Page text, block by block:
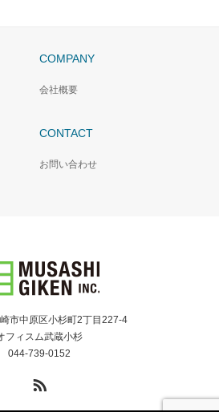
COMPANY
会社概要
CONTACT
お問い合わせ
市中原区小杉町2丁目227-4
フィスム武蔵小杉
044-739-0152